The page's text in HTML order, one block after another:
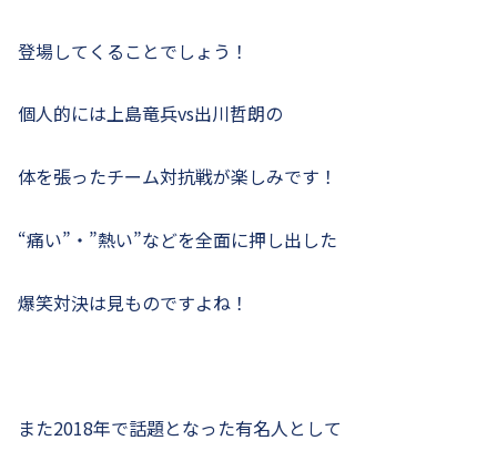
登場してくることでしょう！
個人的には上島竜兵vs出川哲朗の
体を張ったチーム対抗戦が楽しみです！
“痛い”・”熱い”などを全面に押し出した
爆笑対決は見ものですよね！
また2018年で話題となった有名人として